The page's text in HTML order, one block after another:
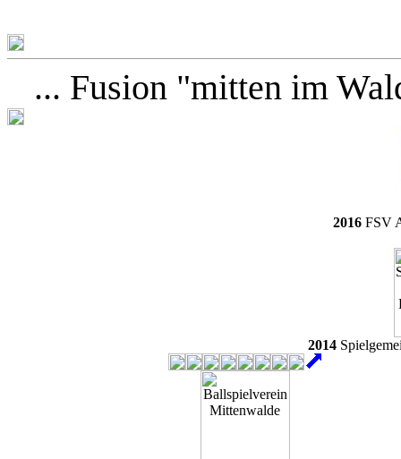
... Fusion "mitten im
2016 FSV
2014